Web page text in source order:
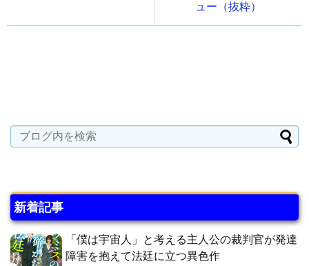
ュー（抜粋）
新着記事
「僕は宇宙人」と考える主人公の裁判官が発達
障害を抱えて法廷に立つ異色作